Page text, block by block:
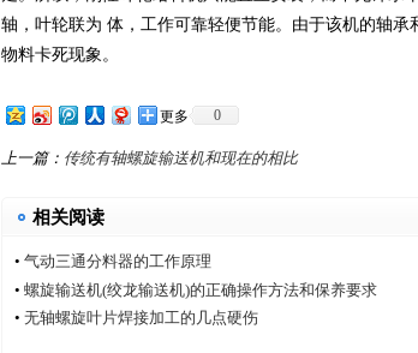
轴，叶轮联为 体，工作可靠轻便节能。由于该机的轴
物料卡死现象。
更多 0
上一篇： 传统有轴螺旋输送机和现在的相比
相关阅读
• 气动三通分料器的工作原理
• 螺旋输送机(绞龙输送机)的正确操作方法和保养要求
• 无轴螺旋叶片焊接加工的几点硬伤